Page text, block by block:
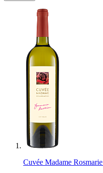
Cuvée Madame